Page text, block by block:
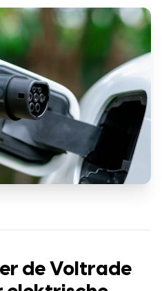
de Voltrade